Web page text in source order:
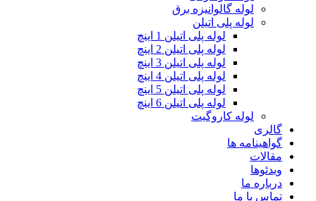
لوله گالوانیزه برق
لوله پلی اتیلن
لوله پلی اتیلن 1 اینچ
لوله پلی اتیلن 2 اینچ
لوله پلی اتیلن 3 اینچ
لوله پلی اتیلن 4 اینچ
لوله پلی اتیلن 5 اینچ
لوله پلی اتیلن 6 اینچ
لوله کاروگیت
گالری
گواهینامه ها
مقالات
ویدئوها
درباره ما
تماس با ما